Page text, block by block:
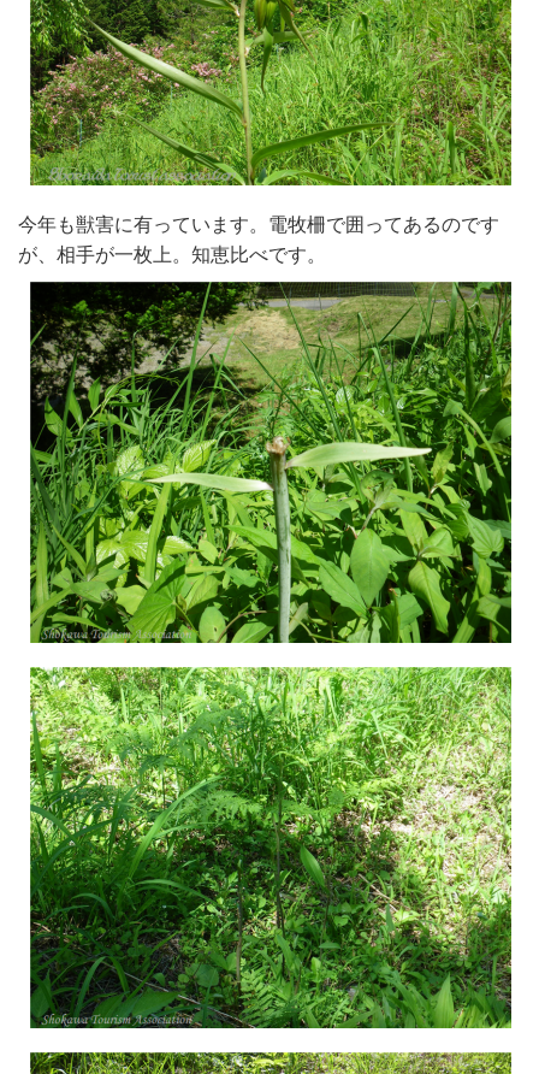
今年も獣害に有っています。電牧柵で囲ってあるのです
が、相手が一枚上。知恵比べです。